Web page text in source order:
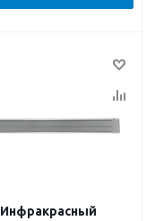
Инфракрасный